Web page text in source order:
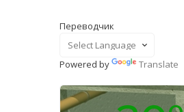
Переводчик
Powered by Translate